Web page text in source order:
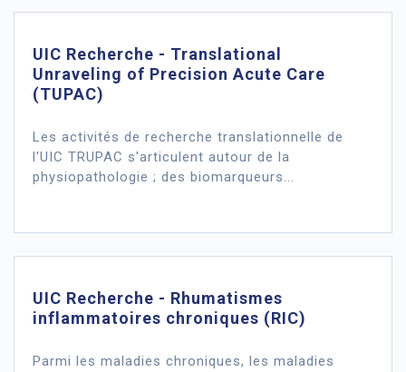
UIC Recherche - Translational
Unraveling of Precision Acute Care
(TUPAC)
Les activités de recherche translationnelle de
l'UIC TRUPAC s'articulent autour de la
physiopathologie ; des biomarqueurs...
UIC Recherche - Rhumatismes
inflammatoires chroniques (RIC)
Parmi les maladies chroniques, les maladies